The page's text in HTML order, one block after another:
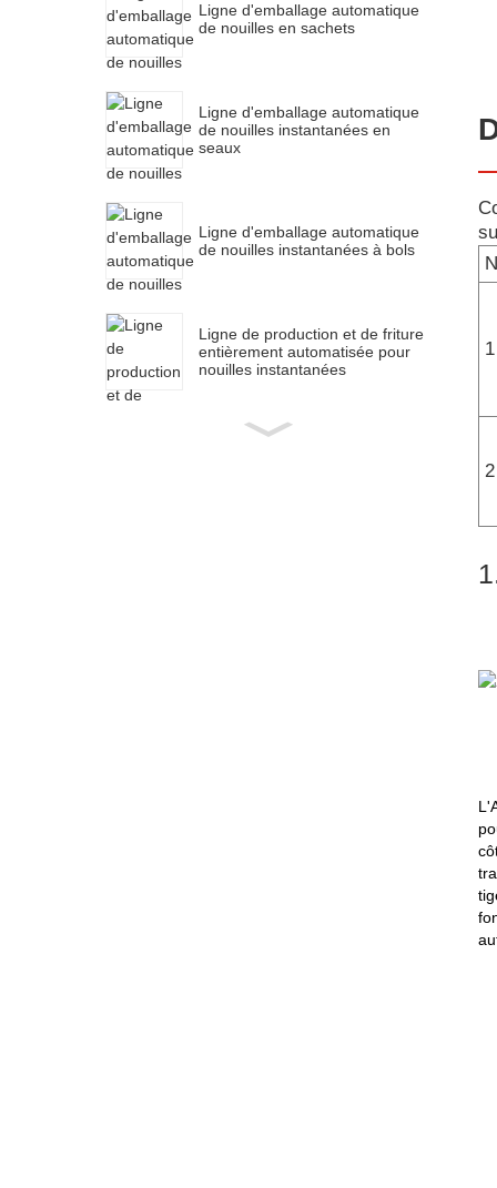
Ligne d'emballage automatique
de nouilles en sachets
Ligne d'emballage automatique
de nouilles instantanées en
seaux
Ligne d'emballage automatique
de nouilles instantanées à bols
Ligne de production et de friture
entièrement automatisée pour
nouilles instantanées
1
2